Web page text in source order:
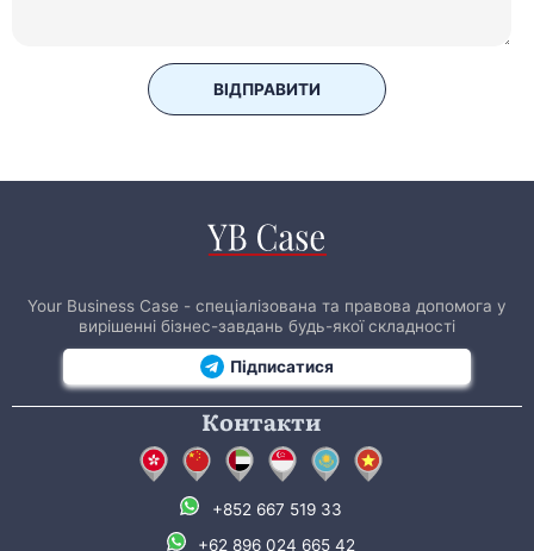
ВІДПРАВИТИ
Your Business Case - спеціалізована та правова допомога у
вирішенні бізнес-завдань будь-якої складності
Підписатися
Контакти
+852 667 519 33
+62 896 024 665 42